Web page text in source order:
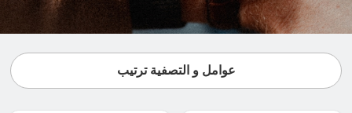
عوامل و التصفية ترتيب